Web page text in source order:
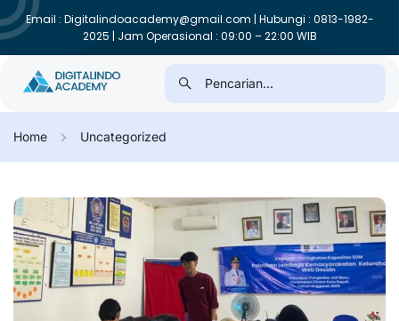
Email : Digitalindoacademy@gmail.com | Hubungi : 0813-1982-
2025 | Jam Operasional : 09:00 – 22:00 WIB
Home Uncategorized